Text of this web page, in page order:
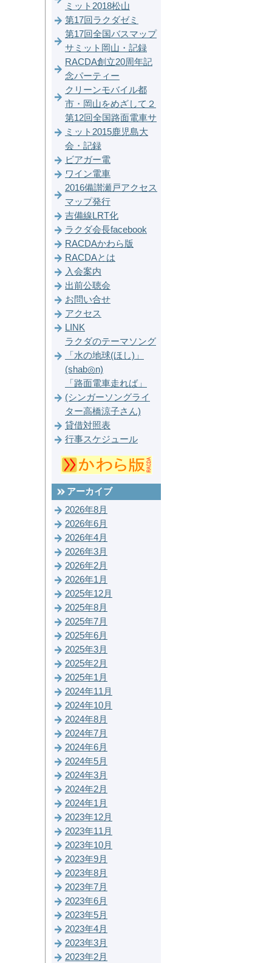
ミット2018松山
第17回ラクダゼミ
第17回全国バスマップ
サミット岡山・記録
RACDA創立20周年記
念パーティー
クリーンモバイル都
市・岡山をめざして２
第12回全国路面電車サ
ミット2015鹿児島大
会・記録
ビアガー電
ワイン電車
2016備讃瀬戸アクセス
マップ発行
吉備線LRT化
ラクダ会長facebook
RACDAかわら版
RACDAとは
入会案内
出前公聴会
お問い合せ
アクセス
LINK
ラクダのテーマソング
「水の地球(ほし)」
(shab◎n)
「路面電車走れば」
(シンガーソングライ
ター高橋涼子さん)
貸借対照表
行事スケジュール
アーカイブ
2026年8月
2026年6月
2026年4月
2026年3月
2026年2月
2026年1月
2025年12月
2025年8月
2025年7月
2025年6月
2025年3月
2025年2月
2025年1月
2024年11月
2024年10月
2024年8月
2024年7月
2024年6月
2024年5月
2024年3月
2024年2月
2024年1月
2023年12月
2023年11月
2023年10月
2023年9月
2023年8月
2023年7月
2023年6月
2023年5月
2023年4月
2023年3月
2023年2月